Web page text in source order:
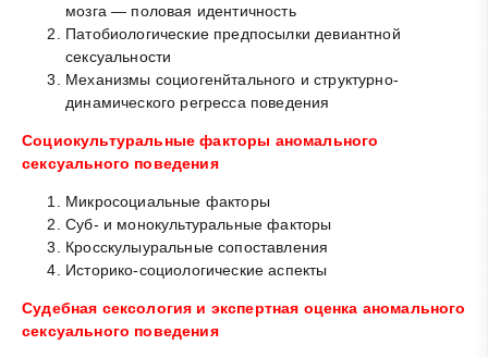
мозга — половая идентичность
Патобиологические предпосылки девиантной
сексуальности
Механизмы социогенйтального и структурно-
динамического регресса поведения
Социокультуральные факторы аномального
сексуального поведения
Микросоциальные факторы
Суб- и монокультуральные факторы
Кросскулыуральные сопоставления
Историко-социологические аспекты
Судебная сексология и экспертная оценка аномального
сексуального поведения